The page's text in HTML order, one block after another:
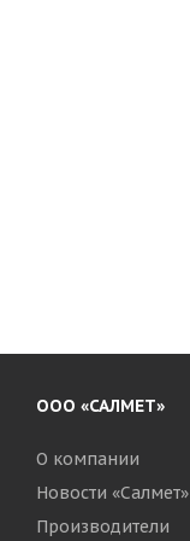
ООО «САЛМЕТ»
О компании
Новости «Салмет»
Производители